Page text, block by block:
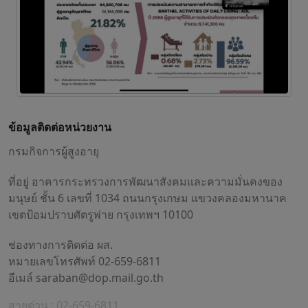
ข้อมูลติดต่อหน่วยงาน
กรมกิจการผู้สูงอายุ
ที่อยู่ อาคารกระทรวงการพัฒนาสังคมและความมั่นคงของ
มนุษย์ ชั้น 6 เลขที่ 1034 ถนนกรุงเกษม แขวงคลองมหานาค
เขตป้อมปราบศัตรูพ่าย กรุงเทพฯ 10100
ช่องทางการติดต่อ ผส.
หมายเลขโทรศัพท์ 02-659-6811
อีเมล์ saraban@dop.mail.go.th